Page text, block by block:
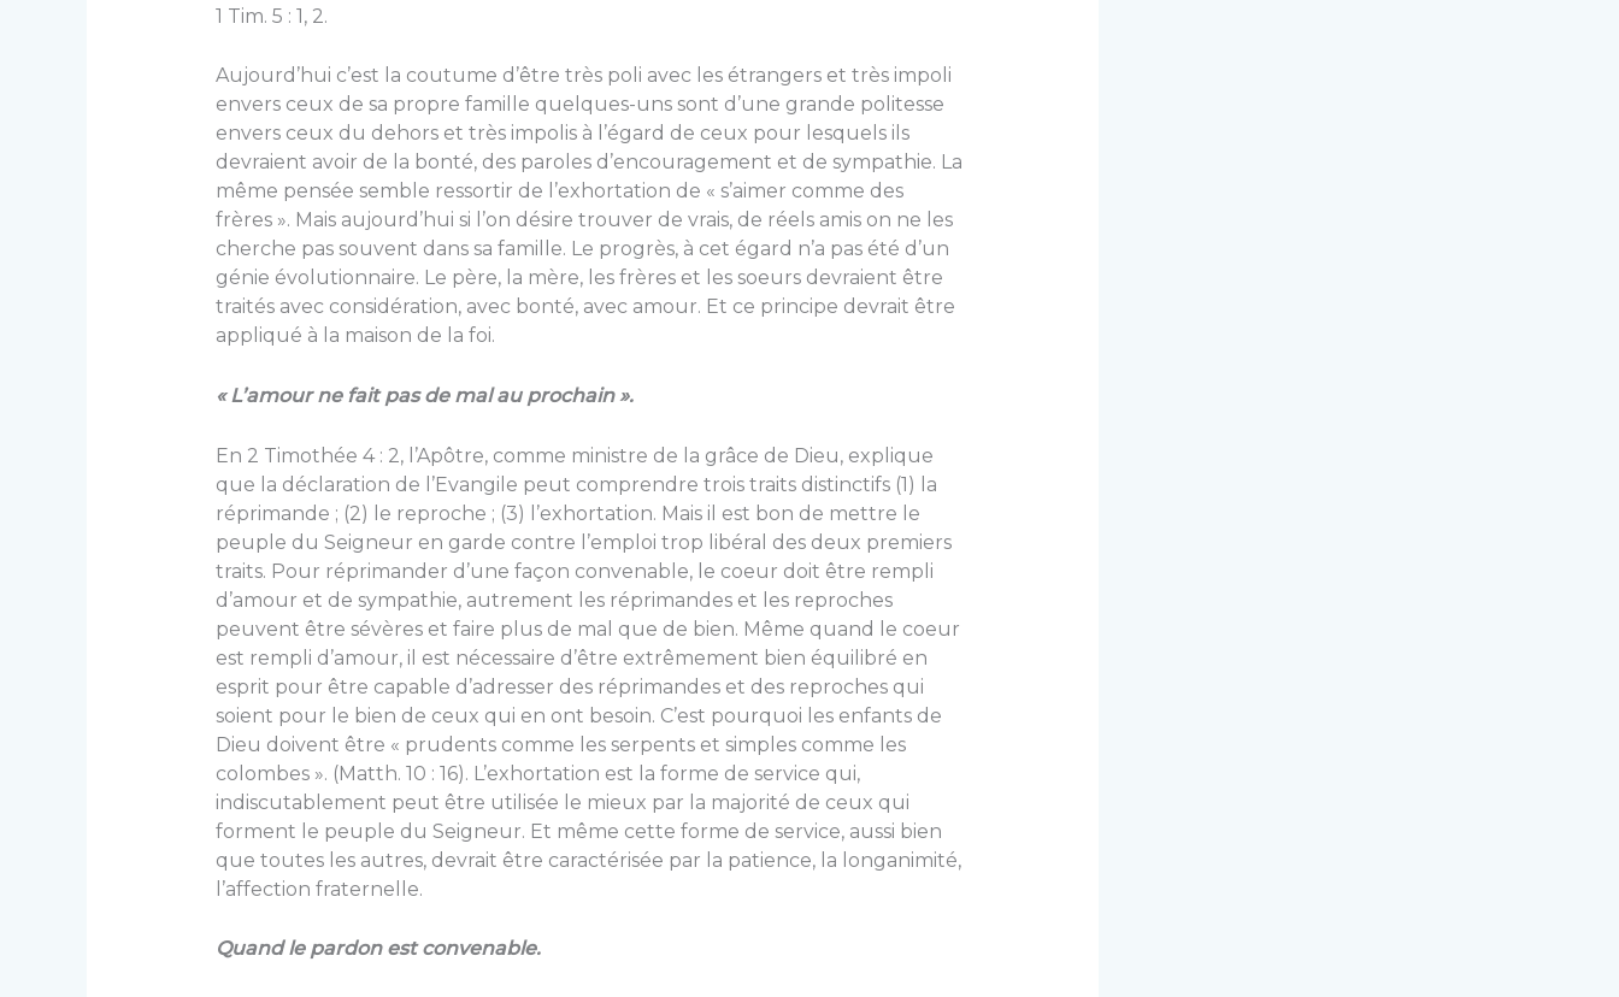
1 Tim. 5 : 1, 2.
Aujourd’hui c’est la coutume d’être très poli avec les étrangers et très impoli
envers ceux de sa propre famille quelques-uns sont d’une grande politesse
envers ceux du dehors et très impolis à l’égard de ceux pour lesquels ils
devraient avoir de la bonté, des paroles d’encouragement et de sympathie. La
même pensée semble ressortir de l’exhortation de « s’aimer comme des
frères ». Mais aujourd’hui si l’on désire trouver de vrais, de réels amis on ne les
cherche pas souvent dans sa famille. Le progrès, à cet égard n’a pas été d’un
génie évolutionnaire. Le père, la mère, les frères et les soeurs devraient être
traités avec considé­ration, avec bonté, avec amour. Et ce principe devrait être
appliqué à la maison de la foi.
« L’amour ne fait pas de mal au prochain ».
En 2 Timothée 4 : 2, l’Apôtre, comme ministre de la grâce de Dieu, explique
que la déclaration de l’Evangile peut comprendre trois traits dis­tinctifs (1) la
réprimande ; (2) le reproche ; (3) l’exhortation. Mais il est bon de mettre le
peuple du Seigneur en garde contre l’emploi trop libéral des deux premiers
traits. Pour réprimander d’une façon convenable, le coeur doit être rempli
d’amour et de sympathie, autrement les réprimandes et les reproches
peuvent être sévères et faire plus de mal que de bien. Même quand le coeur
est rempli d’amour, il est nécessaire d’être extrêmement bien équilibré en
esprit pour être capable d’adresser des réprimandes et des reproches qui
soient pour le bien de ceux qui en ont besoin. C’est pourquoi les enfants de
Dieu doivent être « prudents comme les serpents et simples comme les
colombes ». (Matth. 10 : 16). L’exhortation est la forme de service qui,
indiscutablement peut être utilisée le mieux par la majorité de ceux qui
forment le peuple du Seigneur. Et même cette forme de ser­vice, aussi bien
que toutes les autres, devrait être caractérisée par la patience, la longanimité,
l’affection fraternelle.
Quand le pardon est convenable.